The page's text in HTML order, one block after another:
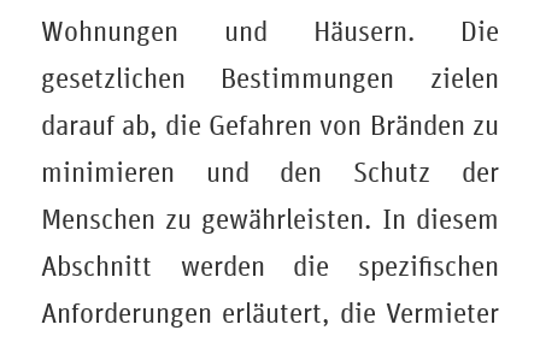
Wohnungen und Häusern. Die
gesetzlichen Bestimmungen zielen
darauf ab, die Gefahren von Bränden zu
minimieren und den Schutz der
Menschen zu gewährleisten. In diesem
Abschnitt werden die spezifischen
Anforderungen erläutert, die Vermieter